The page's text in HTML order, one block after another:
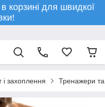
корзині для швидкої
і захоплення Тренажери